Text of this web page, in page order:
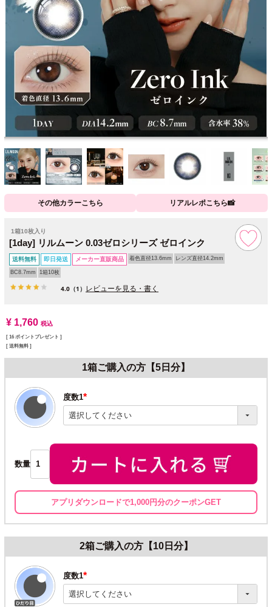
その他カラーこちら リアルレポこちら📸
1箱10枚入り
[1day] リルムーン 0.03ゼロシリーズ ゼロインク
送料無料 即日発送 メーカー直販商品 着色直径13.6mm レンズ直径14.2mm
BC8.7mm 1箱10枚
4.0 （1） レビューを見る・書く
¥ 1,760 税込
[ 16 ポイントプレゼント ]
送料無料
1箱ご購入の方【5日分】
度数1
(必
須)
数量
アプリダウンロードで1,000円分のクーポンGET
2箱ご購入の方【10日分】
度数1
(必
須)